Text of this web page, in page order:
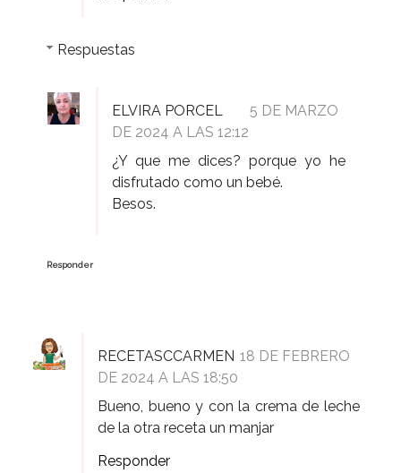
Respuestas
ELVIRA PORCEL
5 DE MARZO
DE 2024 A LAS 12:12
¿Y que me dices? porque yo he
disfrutado como un bebé.
Besos.
Responder
RECETASCCARMEN 18 DE FEBRERO
DE 2024 A LAS 18:50
Bueno, bueno y con la crema de leche
de la otra receta un manjar
Responder